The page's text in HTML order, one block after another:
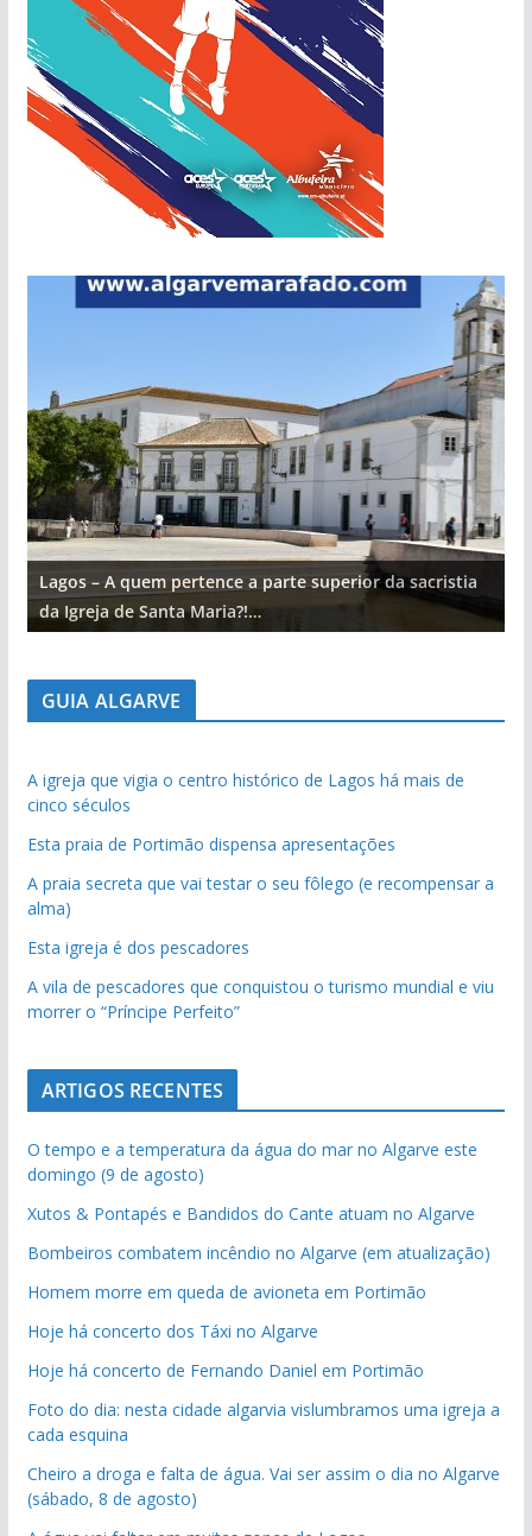
Lagos – A quem pertence a parte superior da sacristia
da Igreja de Santa Maria?!…
GUIA ALGARVE
A igreja que vigia o centro histórico de Lagos há mais de
cinco séculos
Esta praia de Portimão dispensa apresentações
A praia secreta que vai testar o seu fôlego (e recompensar a
alma)
Esta igreja é dos pescadores
A vila de pescadores que conquistou o turismo mundial e viu
morrer o “Príncipe Perfeito”
ARTIGOS RECENTES
O tempo e a temperatura da água do mar no Algarve este
domingo (9 de agosto)
Xutos & Pontapés e Bandidos do Cante atuam no Algarve
Bombeiros combatem incêndio no Algarve (em atualização)
Homem morre em queda de avioneta em Portimão
Hoje há concerto dos Táxi no Algarve
Hoje há concerto de Fernando Daniel em Portimão
Foto do dia: nesta cidade algarvia vislumbramos uma igreja a
cada esquina
Cheiro a droga e falta de água. Vai ser assim o dia no Algarve
(sábado, 8 de agosto)